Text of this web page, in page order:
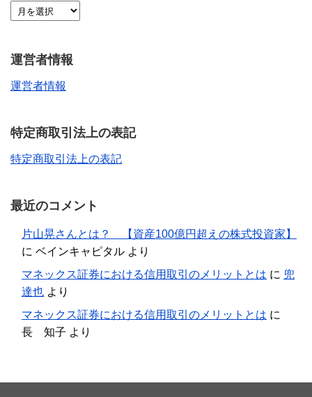
運営者情報
運営者情報
特定商取引法上の表記
特定商取引法上の表記
最近のコメント
片山晃さんとは？ 【資産100億円超えの株式投資家】
に ベインキャピタル より
マネックス証券における信用取引のメリットとは に 兜
達也 より
マネックス証券における信用取引のメリットとは に
長 知子 より